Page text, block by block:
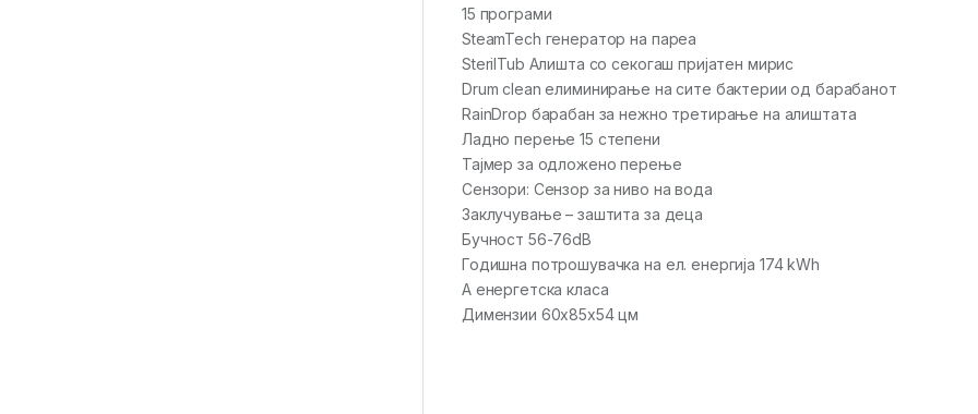
15 програми
SteamTech генератор на пареа
SterilTub Алишта со секогаш пријатен мирис
Drum clean елиминирање на сите бактерии од барабанот
RainDrop барабан за нежно третирање на алиштата
Ладно перење 15 степени
Тајмер за одложено перење
Сензори: Сензор за ниво на вода
Заклучување – заштита за деца
Бучност 56-76dB
Годишна потрошувачка на ел. енергија 174 kWh
А енергетска класа
Димензии 60x85x54 цм